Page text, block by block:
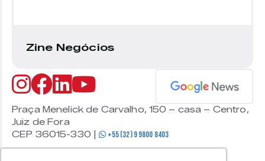
Zine Negócios
Praça Menelick de Carvalho, 150 – casa – Centro,
Juiz de Fora
CEP 36015-330 |
+55 (32) 9 9800 8403